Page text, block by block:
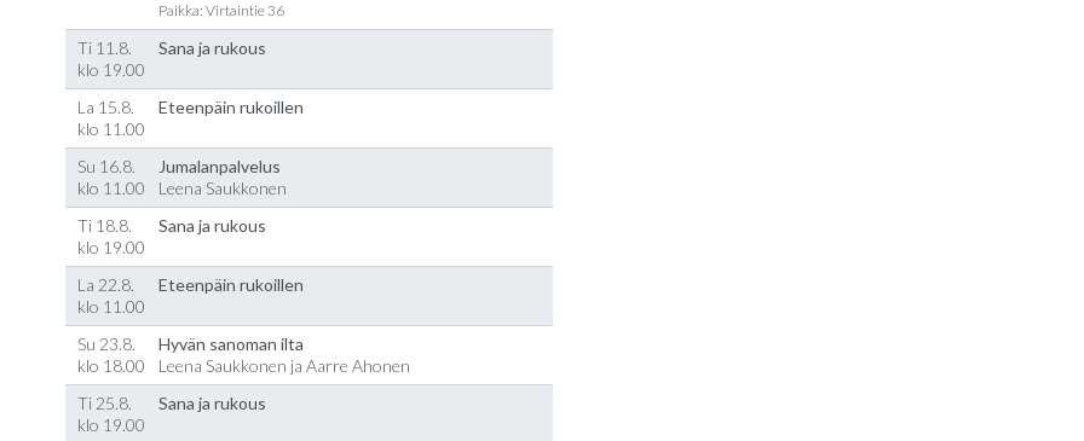
Paikka: Virtaintie 36
Ti 11.8.
klo 19.00
Sana ja rukous
La 15.8.
klo 11.00
Eteenpäin rukoillen
Su 16.8.
klo 11.00
Jumalanpalvelus
Leena Saukkonen
Ti 18.8.
klo 19.00
Sana ja rukous
La 22.8.
klo 11.00
Eteenpäin rukoillen
Su 23.8.
klo 18.00
Hyvän sanoman ilta
Leena Saukkonen ja Aarre Ahonen
Ti 25.8.
klo 19.00
Sana ja rukous